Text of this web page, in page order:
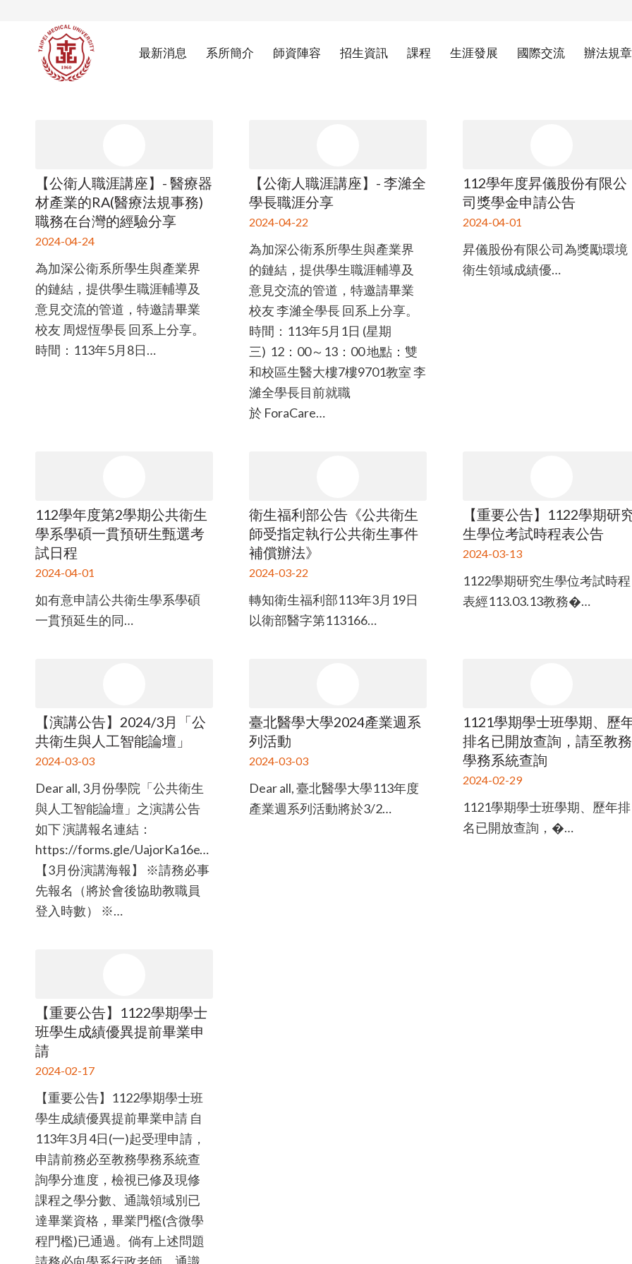
最新消息 系所簡介 師資陣容 招生資訊 課程 生涯發展 國際交流 辦法規章
【公衛人職涯講座】- 醫療器
材產業的RA(醫療法規事務)
職務在台灣的經驗分享
2024-04-24
為加深公衛系所學生與產業界
的鏈結，提供學生職涯輔導及
意見交流的管道，特邀請畢業
校友 周煜恆學長 回系上分享。
時間：113年5月8日…
【公衛人職涯講座】- 李濰全
學長職涯分享
2024-04-22
為加深公衛系所學生與產業界
的鏈結，提供學生職涯輔導及
意見交流的管道，特邀請畢業
校友 李濰全學長 回系上分享。
時間：113年5月1日 (星期
三) 12：00～13：00 地點：雙
和校區生醫大樓7樓9701教室 李
濰全學長目前就職
於 ForaCare…
112學年度昇儀股份有限公
司獎學金申請公告
2024-04-01
昇儀股份有限公司為獎勵環境
衛生領域成績優…
112學年度第2學期公共衛生
學系學碩一貫預研生甄選考
試日程
2024-04-01
如有意申請公共衛生學系學碩
一貫預延生的同…
衛生福利部公告《公共衛生
師受指定執行公共衛生事件
補償辦法》
2024-03-22
轉知衛生福利部113年3月19日
以衛部醫字第113166…
【重要公告】1122學期研
生學位考試時程表公告
2024-03-13
1122學期研究生學位考試時程
表經113.03.13教務�…
【演講公告】2024/3月「公
共衛生與人工智能論壇」
2024-03-03
Dear all, 3月份學院「公共衛生
與人工智能論壇」之演講公告
如下 演講報名連結：
https://forms.gle/UajorKa16eVNnE926
【3月份演講海報】 ※請務必事
先報名（將於會後協助教職員
登入時數） ※…
臺北醫學大學2024產業週系
列活動
2024-03-03
Dear all, 臺北醫學大學113年度
產業週系列活動將於3/2…
1121學期學士班學期、歷
排名已開放查詢，請至教務
學務系統查詢
2024-02-29
1121學期學士班學期、歷年排
名已開放查詢，�…
【重要公告】1122學期學士
班學生成績優異提前畢業申
請
2024-02-17
【重要公告】1122學期學士班
學生成績優異提前畢業申請 自
113年3月4日(一)起受理申請，
申請前務必至教務學務系統查
詢學分進度，檢視已修及現修
課程之學分數、通識領域別已
達畢業資格，畢業門檻(含微學
程門檻)已通過。倘有上述問題